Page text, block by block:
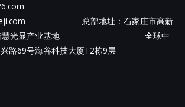
总部地址： 石家庄市高新
兴陆智慧光显产业基地 全球中
路69号海谷科技大厦T2栋9层